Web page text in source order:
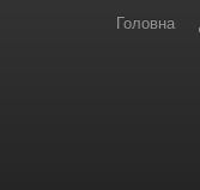
Головна
Лайф: (063)